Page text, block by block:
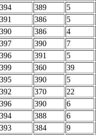
394 389 5
391 386 5
390 386 4
397 390 7
396 391 5
399 360 39
395 390 5
392 370 22
396 390 6
394 388 6
393 384 9